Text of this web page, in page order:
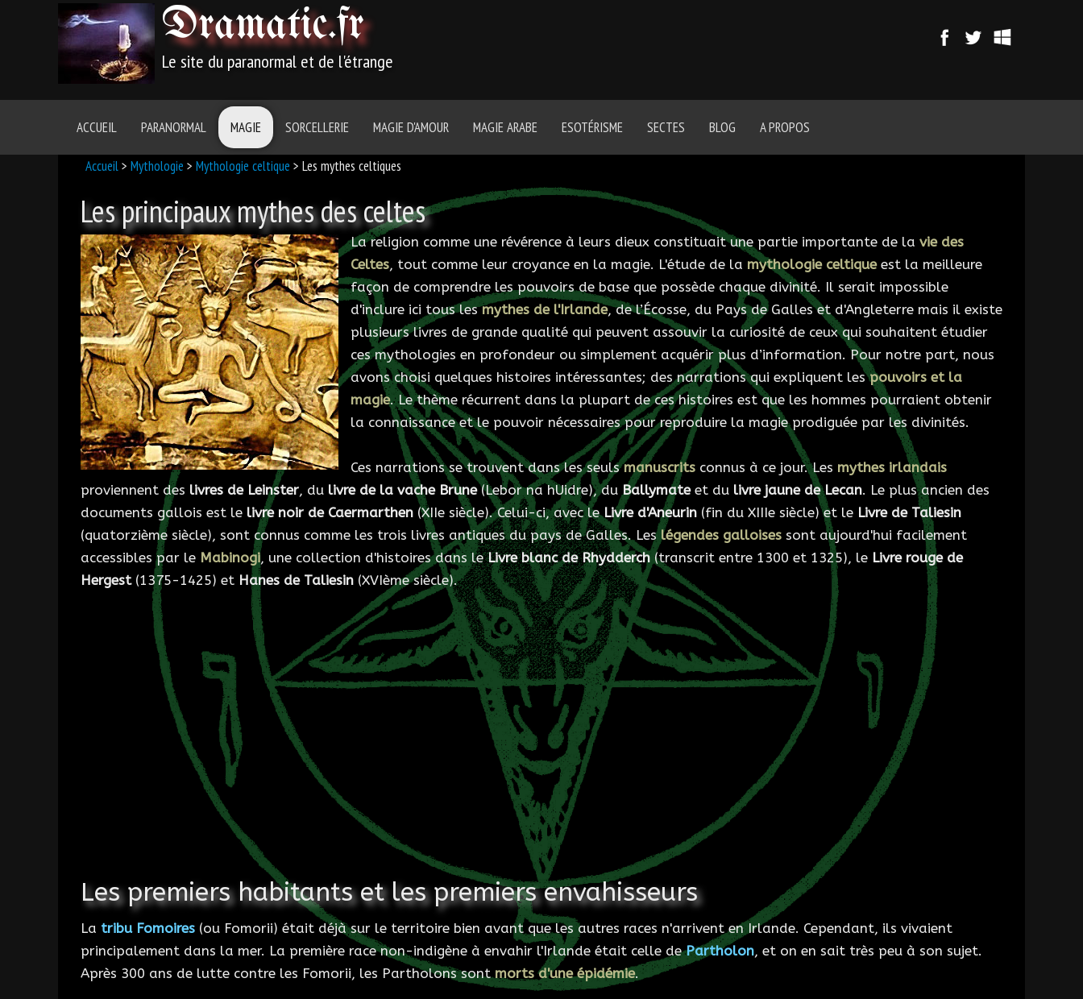
Dramatic.fr
Le site du paranormal et de l'étrange
ACCUEIL PARANORMAL MAGIE SORCELLERIE MAGIE D'AMOUR MAGIE ARABE ESOTÉRISME SECTES BLOG A PROPOS
Accueil> Mythologie > Mythologie celtique > Les mythes celtiques
Les principaux mythes des celtes
La religion comme une révérence à leurs dieux constituait une partie importante de la vie des
Celtes, tout comme leur croyance en la magie. L'étude de la mythologie celtiqueest la meilleure
façon de comprendre les pouvoirs de base que possède chaque divinité. Il serait impossible
d'inclure ici tous lesmythes de l'Irlande, de l’Écosse, du Pays de Galles et d'Angleterre mais il existe
plusieurs livres de grande qualité qui peuvent assouvir la curiosité de ceux qui souhaitent étudier
ces mythologies en profondeur ou simplement acquérir plus d’information. Pour notre part, nous
avons choisi quelques histoires intéressantes; des narrations qui expliquent lespouvoirs et la
magie. Le thème récurrent dans la plupart de ces histoires est que les hommes pourraient obtenir
la connaissance et le pouvoir nécessaires pour reproduire la magie prodiguée par les divinités.
Ces narrations se trouvent dans les seulsmanuscrits connus à ce jour. Les mythes irlandais
proviennent des livres de Leinster, du livre de la vache Brune(Lebor na hUidre), du Ballymateet du livre jaune de Lecan. Le plus ancien des
documents gallois est le livre noir de Caermarthen (XIIe siècle). Celui-ci, avec leLivre d'Aneurin (fin du XIIIe siècle) et le Livre de Taliesin
(quatorzième siècle), sont connus comme les trois livres antiques du pays de Galles. Les légendes galloises sont aujourd'hui facilement
accessibles par le Mabinogi, une collection d'histoires dans leLivre blanc de Rhydderch (transcrit entre 1300 et 1325), le Livre rouge de
Hergest(1375-1425) et Hanes de Taliesin (XVIème siècle).
Les premiers habitants et les premiers envahisseurs
La tribu Fomoires (ou Fomorii) était déjà sur le territoire bien avant que les autres races n'arrivent en Irlande. Cependant, ils vivaient
principalement dans la mer. La première race non-indigène à envahir l'Irlande était celle dePartholon, et on en sait très peu à son sujet.
Après 300 ans de lutte contre les Fomorii, les Partholons sontmorts d'une épidémie.